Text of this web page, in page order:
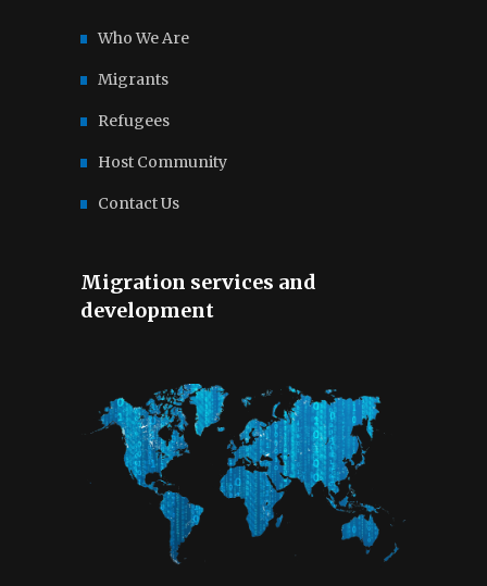
Who We Are
Migrants
Refugees
Host Community
Contact Us
Migration services and
development